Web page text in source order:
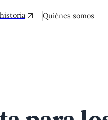
Quiénes somos